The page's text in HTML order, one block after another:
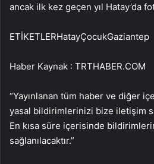
ancak ilk kez geçen yıl Hatay’da
ETİKETLERHatayÇocukGaziantep
Haber Kaynak : TRTHABER.COM
“Yayınlanan tüm haber ve diğer
yasal bildirimlerinizi bize iletişim
En kısa süre içerisinde
sağlanılacaktır.”